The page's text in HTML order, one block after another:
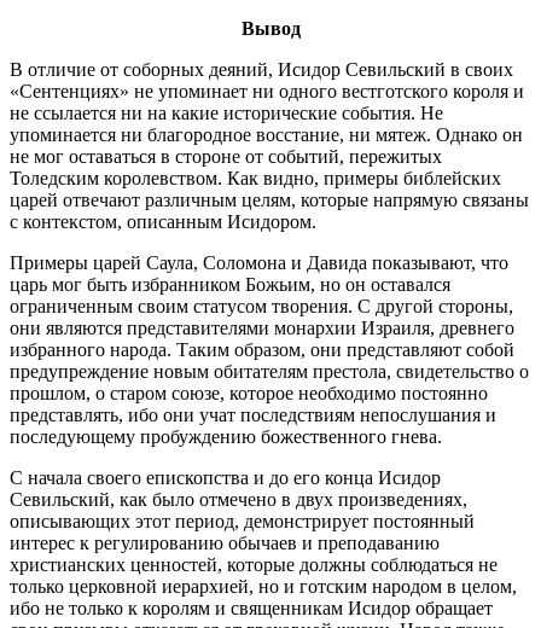
Вывод
В отличие от соборных деяний, Исидор Севильский в своих
«Сентенциях» не упоминает ни одного вестготского короля и
не ссылается ни на какие исторические события. Не
упоминается ни благородное восстание, ни мятеж. Однако он
не мог оставаться в стороне от событий, пережитых
Толедским королевством. Как видно, примеры библейских
царей отвечают различным целям, которые напрямую связаны
с контекстом, описанным Исидором.
Примеры царей Саула, Соломона и Давида показывают, что
царь мог быть избранником Божьим, но он оставался
ограниченным своим статусом творения. С другой стороны,
они являются представителями монархии Израиля, древнего
избранного народа. Таким образом, они представляют собой
предупреждение новым обитателям престола, свидетельство о
прошлом, о старом союзе, которое необходимо постоянно
представлять, ибо они учат последствиям непослушания и
последующему пробуждению божественного гнева.
С начала своего епископства и до его конца Исидор
Севильский, как было отмечено в двух произведениях,
описывающих этот период, демонстрирует постоянный
интерес к регулированию обычаев и преподаванию
христианских ценностей, которые должны соблюдаться не
только церковной иерархией, но и готским народом в целом,
ибо не только к королям и священникам Исидор обращает